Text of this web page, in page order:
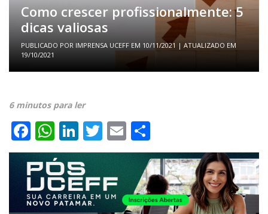
Como crescer profissionalmente: 5
dicas valiosas
PUBLICADO POR IMPRENSA UCEFF EM 10/11/2021 | ATUALIZADO EM
19/10/2021
6 minutos para ler
Facebook
WhatsApp
LinkedIn
Twitter
Email